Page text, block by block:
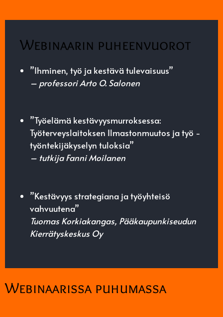
Webinaarin puheenvuorot
”Ihminen, työ ja kestävä tulevaisuus”
– professori Arto O. Salonen
”Työelämä kestävyysmurroksessa:
Työterveyslaitoksen Ilmastonmuutos ja työ -
työntekijäkyselyn tuloksia”
– tutkija Fanni Moilanen
”Kestävyys strategiana ja työyhteisö
vahvuutena”
Tuomas Korkiakangas, Pääkaupunkiseudun
Kierrätyskeskus Oy
Webinaarissa puhumassa